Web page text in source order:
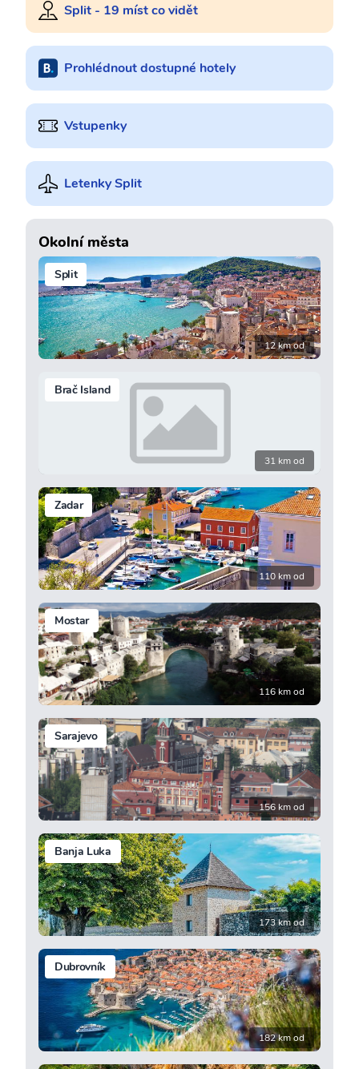
Split - 19 míst co vidět
Prohlédnout dostupné hotely
Vstupenky
Letenky Split
Okolní města
Split
12 km od
Brač Island
31 km od
Zadar
110 km od
Mostar
116 km od
Sarajevo
156 km od
Banja Luka
173 km od
Dubrovník
182 km od